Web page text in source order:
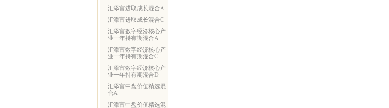
汇添富进取成长混合A
汇添富进取成长混合C
汇添富数字经济核心产
业一年持有期混合A
汇添富数字经济核心产
业一年持有期混合C
汇添富数字经济核心产
业一年持有期混合D
汇添富中盘价值精选混
合A
汇添富中盘价值精选混